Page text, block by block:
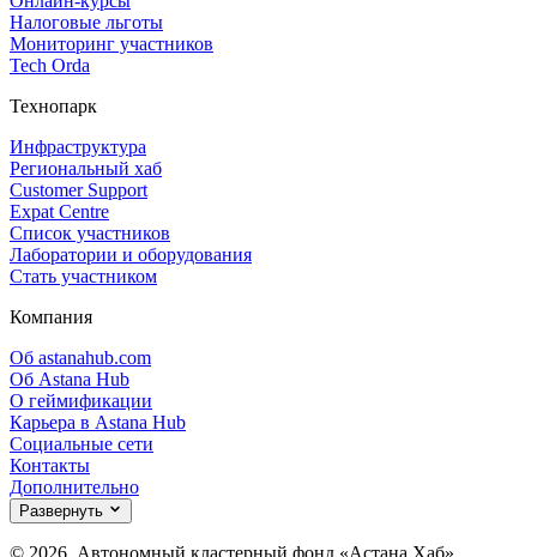
Налоговые льготы
Мониторинг участников
Tech Orda
Технопарк
Инфраструктура
Региональный хаб
Customer Support
Expat Centre
Список участников
Лаборатории и оборудования
Стать участником
Компания
Об astanahub.com
Об Astana Hub
О геймификации
Карьера в Astana Hub
Социальные сети
Контакты
Дополнительно
Развернуть
© 2026, Автономный кластерный фонд «Астана Хаб»